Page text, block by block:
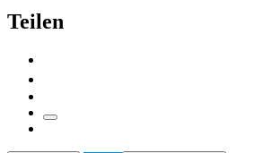
Teilen